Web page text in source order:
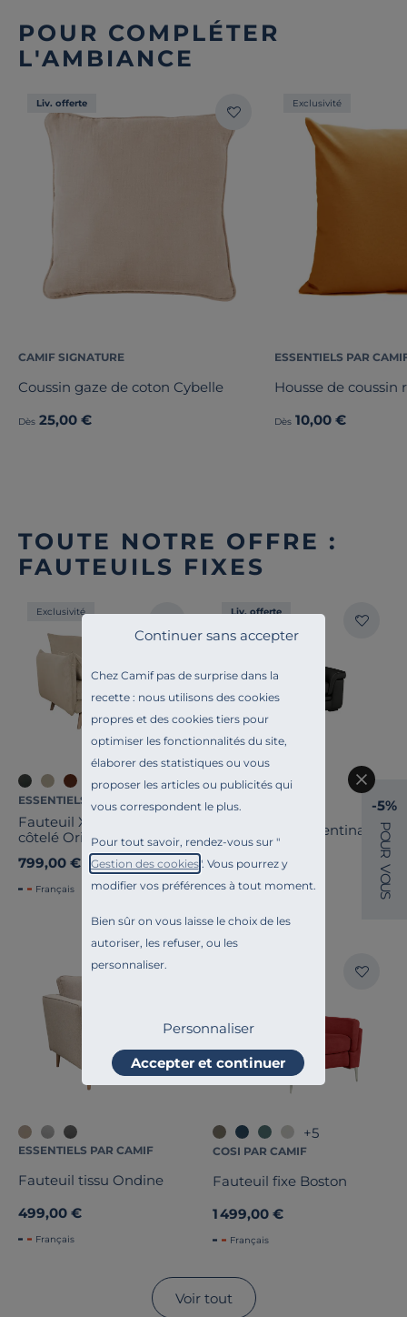
Chez Camif pas de surprise dans la
recette : nous utilisons des cookies
propres et des cookies tiers pour
optimiser les fonctionnalités du site,
élaborer des statistiques ou vous
proposer les articles ou publicités qui
vous correspondent le plus.
Pour tout savoir, rendez-vous sur "
Gestion des cookies". Vous pourrez y
modifier vos préférences à tout moment.
Bien sûr on vous laisse le choix de les
autoriser, les refuser, ou les
personnaliser.
Continuer sans accepter
Personnaliser
Accepter et continuer
POUR COMPLÉTER
L'AMBIANCE
Liv. offerte
CAMIF SIGNATURE
Coussin gaze de coton Cybelle
Dès 25,00 €
Exclusivité
ESSENTIELS PAR
Housse de coussin
Dès 10,00 €
TOUTE NOTRE OFFRE :
FAUTEUILS FIXES
Exclusivité
+2
ESSENTIELS PAR CAMIF
Fauteuil XXL velours
côtelé Orion
799,00 €
Français
Liv. offerte
CAMIF SIGNATURE
Fauteuil cuir Valentina
1 499,00 €
ESSENTIELS PAR CAMIF
Fauteuil tissu Ondine
499,00 €
Français
+5
COSI PAR CAMIF
Fauteuil fixe Boston
1 499,00 €
Français
Voir tout
-5%
P
O
U
R
V
O
U
S